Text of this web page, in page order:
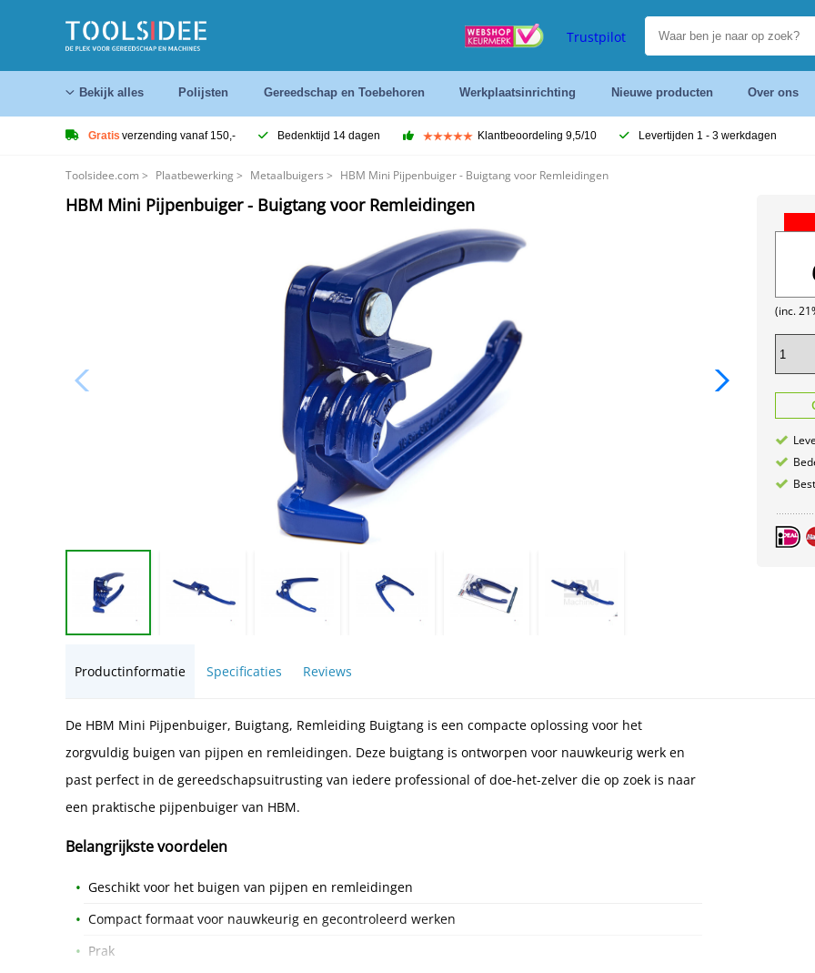
Trustpilot
Bekijk alles Polijsten Gereedschap en Toebehoren Werkplaatsinrichting Nieuwe producten Over ons
Gratis verzending vanaf 150,- Bedenktijd 14 dagen Klantbeoordeling 9,5/10 Levertijden 1 - 3 werkdagen
Toolsidee.com > Plaatbewerking > Metaalbuigers > HBM Mini Pijpenbuiger - Buigtang voor Remleidingen
HBM Mini Pijpenbuiger - Buigtang voor Remleidingen
(inc.
Productinformatie Specificaties Reviews
De HBM Mini Pijpenbuiger, Buigtang, Remleiding Buigtang is een compacte oplossing voor het
zorgvuldig buigen van pijpen en remleidingen. Deze buigtang is ontworpen voor nauwkeurig werk en
past perfect in de gereedschapsuitrusting van iedere professional of doe-het-zelver die op zoek is naar
een praktische pijpenbuiger van HBM.
Belangrijkste voordelen
Geschikt voor het buigen van pijpen en remleidingen
Compact formaat voor nauwkeurig en gecontroleerd werken
Prak